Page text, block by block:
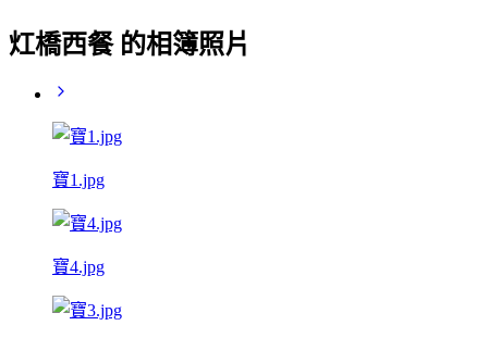
灴橋西餐 的相簿照片
寶1.jpg
寶4.jpg